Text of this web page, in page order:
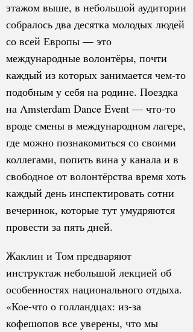
этажом выше, в небольшой аудитории
собралось два десятка молодых людей
со всей Европы — это
международные волонтёры, почти
каждый из которых занимается чем-то
подобным у себя на родине. Поездка
на Amsterdam Dance Event — что-то
вроде смены в международном лагере,
где можно познакомиться со своими
коллегами, попить вина у канала и в
свободное от волонтёрства время хоть
каждый день инспектировать сотни
вечеринок, которые тут умудряются
провести за пять дней.
Жаклин и Том предваряют
инструктаж небольшой лекцией об
особенностях национального отдыха.
«Кое-что о голландцах: из-за
кофешопов все уверены, что мы